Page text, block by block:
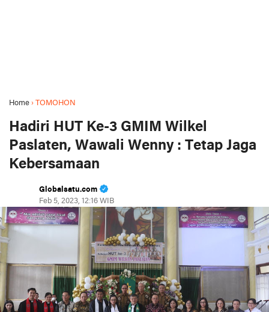
Home › TOMOHON
Hadiri HUT Ke-3 GMIM Wilkel
Paslaten, Wawali Wenny : Tetap Jaga
Kebersamaan
Globalsatu.com
Feb 5, 2023, 12:16 WIB